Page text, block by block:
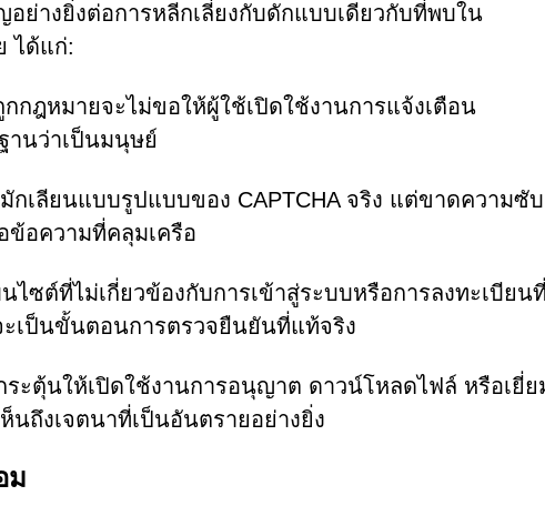
อย่างยิ่งต่อการหลีกเลี่ยงกับดักแบบเดียวกับที่พบใน
ได้แก่:
กกฎหมายจะไม่ขอให้ผู้ใช้เปิดใช้งานการแจ้งเตือน
านว่าเป็นมนุษย์
กเลียนแบบรูปแบบของ CAPTCHA จริง แต่ขาดความซับ
ข้อความที่คลุมเครือ
ไซต์ที่ไม่เกี่ยวข้องกับการเข้าสู่ระบบหรือการลงทะเบียนที่
ะเป็นขั้นตอนการตรวจยืนยันที่แท้จริง
ระตุ้นให้เปิดใช้งานการอนุญาต ดาวน์โหลดไฟล์ หรือเยี่ย
ถึงเจตนาที่เป็นอันตรายอย่างยิ่ง
ม